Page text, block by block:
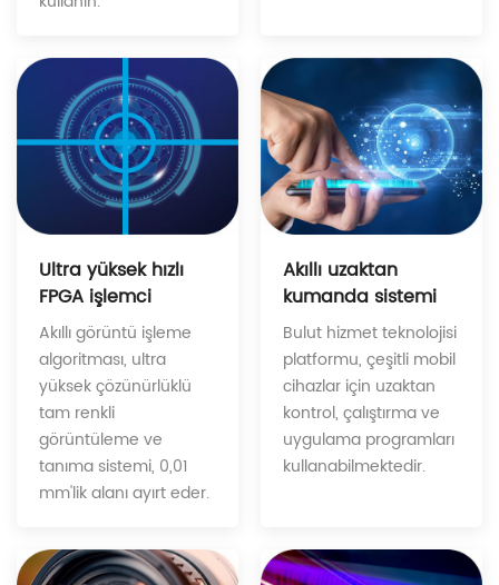
Ultra yüksek hızlı
FPGA işlemci
Akıllı görüntü işleme
algoritması, ultra
yüksek çözünürlüklü
tam renkli
görüntüleme ve
tanıma sistemi, 0,01
mm'lik alanı ayırt eder.
Akıllı uzaktan
kumanda sistemi
Bulut hizmet teknolojisi
platformu, çeşitli mobil
cihazlar için uzaktan
kontrol, çalıştırma ve
uygulama programları
kullanabilmektedir.